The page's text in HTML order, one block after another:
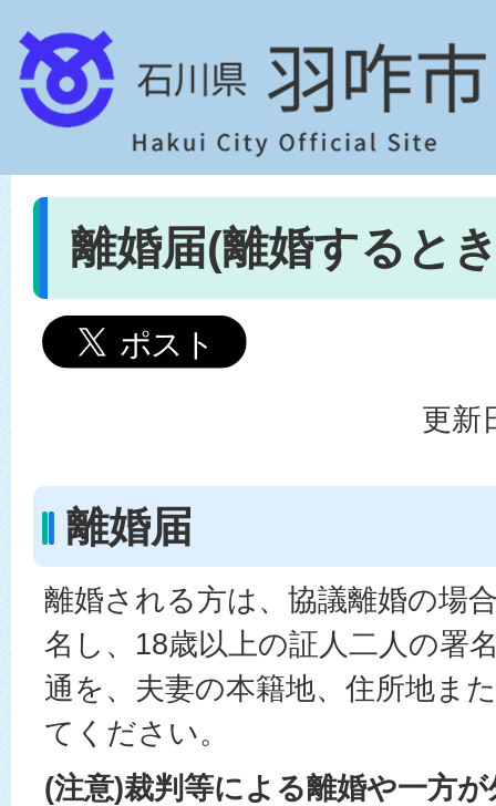
離婚届(離婚すると
更新
離婚届
離婚される方は、協議離婚の場
名し、18歳以上の証人二人の署
通を、夫妻の本籍地、住所地ま
てください。
(注意)裁判等による離婚や一方